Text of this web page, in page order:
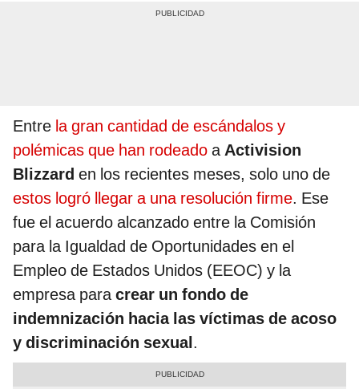
Entre la gran cantidad de escándalos y
polémicas que han rodeado aActivision
Blizzard en los recientes meses, solo uno de
estos logró llegar a una resolución firme. Ese
fue el acuerdo alcanzado entre la Comisión
para la Igualdad de Oportunidades en el
Empleo de Estados Unidos (EEOC) y la
empresa paracrear un fondo de
indemnización hacia las víctimas de acoso
y discriminación sexual.